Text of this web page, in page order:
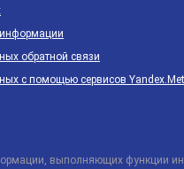
обратной связи
с помощью сервисов
выполняющих функции